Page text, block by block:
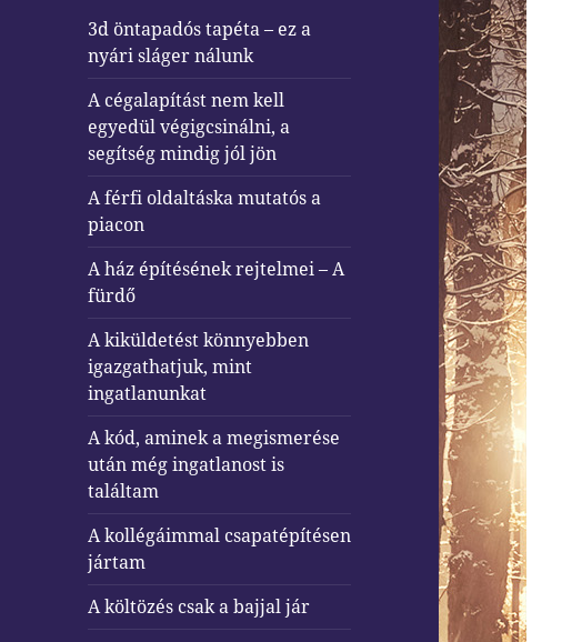
3d öntapadós tapéta – ez a
nyári sláger nálunk
A cégalapítást nem kell
egyedül végigcsinálni, a
segítség mindig jól jön
A férfi oldaltáska mutatós a
piacon
A ház építésének rejtelmei – A
fürdő
A kiküldetést könnyebben
igazgathatjuk, mint
ingatlanunkat
A kód, aminek a megismerése
után még ingatlanost is
találtam
A kollégáimmal csapatépítésen
jártam
A költözés csak a bajjal jár